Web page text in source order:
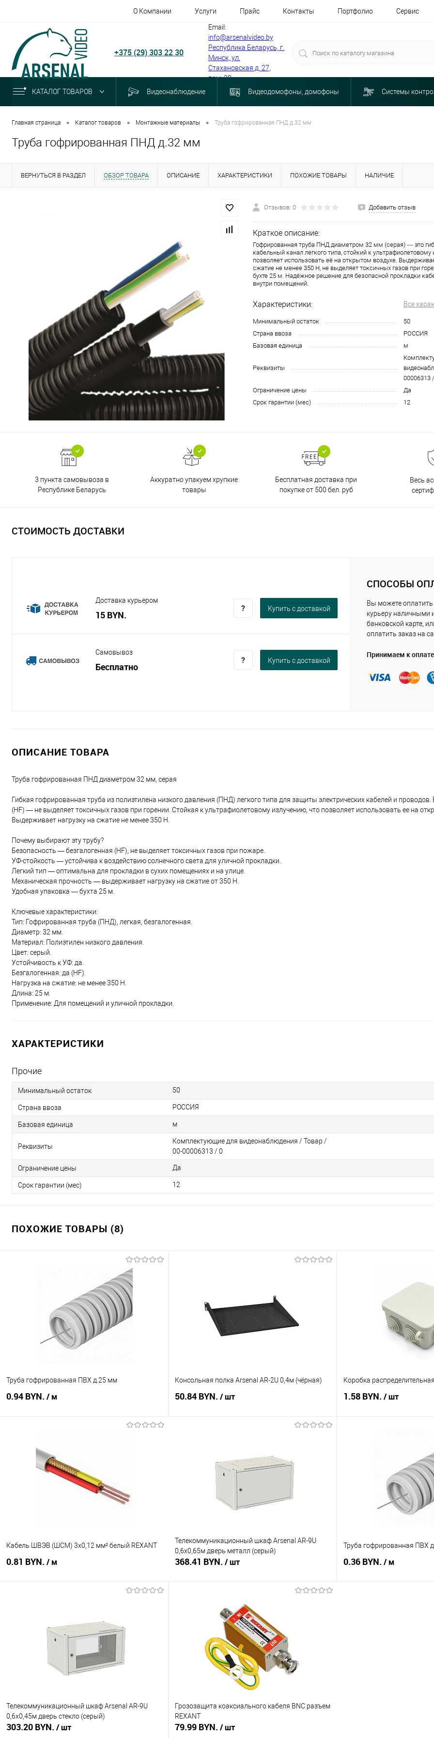
О Компании Услуги Прайс Контакты Портфолио Сервис
+375 (29) 303 22 30
Email:
info@arsenalvideo.by
Республика Беларусь, г.
Минск, ул.
Стахановская д. 27,
пом. 30
КАТАЛОГ ТОВАРОВ Видеонаблюдение Видеодомофоны, домофоны Системы
Главная страница • Каталог товаров • Монтажные материалы • Труба гофрированная ПНД д.32 мм
Труба гофрированная ПНД д.32 мм
ВЕРНУТЬСЯ В РАЗДЕЛ ОБЗОР ТОВАРА ОПИСАНИЕ ХАРАКТЕРИСТИКИ ПОХОЖИЕ ТОВАРЫ НАЛИЧИЕ
Отзывов: 0 Добавить отзыв
Краткое описание:
Гофрированная труба ПНД диаметром 32 мм (серая) — это
кабельный канал легкого типа, стойкий к ультрафиолетовому
позволяет использовать её на открытом воздухе.
сжатие не менее 350 Н, не выделяет токсичных газов при
бухте 25 м. Надёжное решение для безопасной прокладки
внутри помещений.
Характеристики: Все
Минимальный остаток
50
Страна ввоза
РОССИЯ
Базовая единица
м
Реквизиты
00006313
Ограничение цены
Да
Срок гарантии (мес)
12
3 пункта самовывоза в
Республике Беларусь
Аккуратно упакуем хрупкие
товары
Бесплатная доставка при
покупке от 500 бел. руб
Весь
СТОИМОСТЬ ДОСТАВКИ
Доставка курьером
15 BYN.
Купить c доставкой
Самовывоз
Бесплатно
Купить c доставкой
СПОСОБЫ
Вы можете оплатить
курьеру наличными
банковской карте,
оплатить заказ на
Принимаем к оплате
ОПИСАНИЕ ТОВАРА
Труба гофрированная ПНД диаметром 32 мм, серая
Гибкая гофрированная труба из полиэтилена низкого давления (ПНД) легкого типа для защиты электрических кабелей и проводов.
(HF) — не выделяет токсичных газов при горении. Стойкая к ультрафиолетовому излучению, что позволяет использовать ее на
Выдерживает нагрузку на сжатие не менее 350 Н.
Почему выбирают эту трубу?
Безопасность — безгалогенная (HF), не выделяет токсичных газов при пожаре.
УФ-стойкость — устойчива к воздействию солнечного света для уличной прокладки.
Легкий тип — оптимальна для прокладки в сухих помещениях и на улице.
Механическая прочность — выдерживает нагрузку на сжатие от 350 Н.
Удобная упаковка — бухта 25 м.
Ключевые характеристики:
Тип: Гофрированная труба (ПНД), легкая, безгалогенная.
Диаметр: 32 мм.
Материал: Полиэтилен низкого давления.
Цвет: серый.
Устойчивость к УФ: да.
Безгалогенная: да (HF).
Нагрузка на сжатие: не менее 350 Н.
Длина: 25 м.
Применение: Для помещений и уличной прокладки.
ХАРАКТЕРИСТИКИ
Прочие
Минимальный остаток 50
Страна ввоза РОССИЯ
Базовая единица м
Реквизиты
Комплектующие для видеонаблюдения / Товар /
00-00006313 / 0
Ограничение цены Да
Срок гарантии (мес) 12
ПОХОЖИЕ ТОВАРЫ (8)
Труба гофрированная ПВХ д.25 мм
0.94 BYN. / м
Купить в 1 клик
Консольная полка Arsenal AR-2U 0,4м (чёрная)
50.84 BYN. / шт
Купить в 1 клик
Сравнение
Коробка
1.58 BYN. / шт
Кабель ШВЭВ (ШСМ) 3x0,12 мм² белый REXANT
0.81 BYN. / м
Купить в 1 клик
Сравнение
В наличии
Телекоммуникационный шкаф Arsenal AR-9U
0,6х0,65м дверь металл (серый)
368.41 BYN. / шт
Купить в 1 клик
Сравнение
В избранное
В наличии
Труба гофрированная ПВХ
0.36 BYN. / м
Телекоммуникационный шкаф Arsenal AR-9U
0,6х0,45м дверь стекло (серый)
303.20 BYN. / шт
Грозозащита коаксиального кабеля BNC разъем
REXANT
79.99 BYN. / шт